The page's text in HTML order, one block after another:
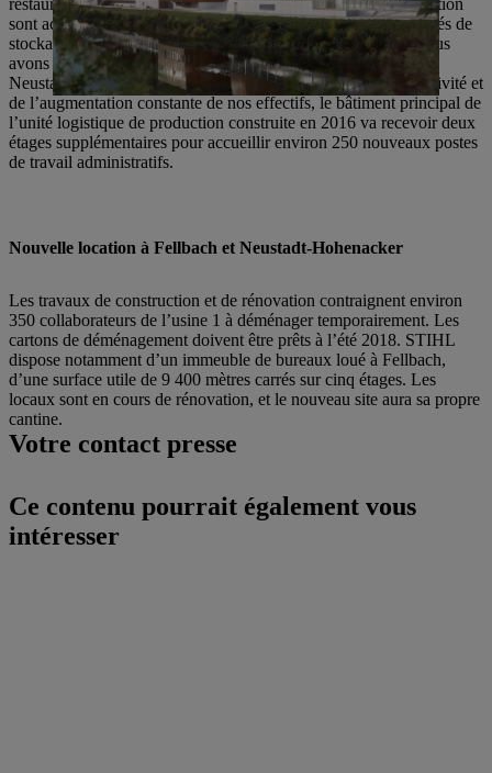
restaurant d’entreprise. En outre, d’autres mesures de construction
sont actuellement en cours d’étude en vue de créer des capacités de
stockage supplémentaires sur tous les sites de Waiblingen. Nous
avons déjà des projets concrets pour l’usine 2 de Waiblingen-
Neustadt : en raison de la forte croissance actuelle de notre activité et
de l’augmentation constante de nos effectifs, le bâtiment principal de
l’unité logistique de production construite en 2016 va recevoir deux
étages supplémentaires pour accueillir environ 250 nouveaux postes
de travail administratifs.
Nouvelle location à Fellbach et Neustadt-Hohenacker
Les travaux de construction et de rénovation contraignent environ
350 collaborateurs de l’usine 1 à déménager temporairement. Les
cartons de déménagement doivent être prêts à l’été 2018. STIHL
dispose notamment d’un immeuble de bureaux loué à Fellbach,
d’une surface utile de 9 400 mètres carrés sur cinq étages. Les
locaux sont en cours de rénovation, et le nouveau site aura sa propre
cantine.
Votre contact presse
Ce contenu pourrait également vous
intéresser